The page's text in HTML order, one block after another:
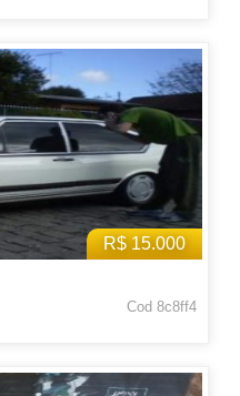
R$ 15.000
Cod 8c8ff4